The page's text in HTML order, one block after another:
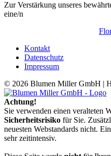
Zur Verstärkung unseres
eine/n
Kontakt
Datenschutz
Impressum
© 2026 Blumen Miller GmbH |
Achtung!
Sie verwenden einen veralteten
Sicherheitsrisiko für Sie.
neuesten Webstandards nicht.
sehr zeitintensiv.